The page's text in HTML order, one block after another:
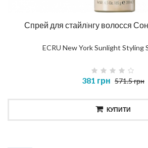
Спрей для стайлiнгу волосся
ECRU New York Sunlight Styling
381 грн 571.5 грн
КУПИТИ